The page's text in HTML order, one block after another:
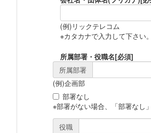
(例)リックテレコム
※カタカナで入力して下さい
所属部署・役職名[必須]
所属部署
(例)企画部
部署なし
※部署がない場合、「部署なし
役職